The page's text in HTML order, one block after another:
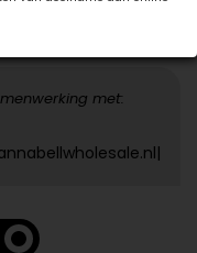
met: